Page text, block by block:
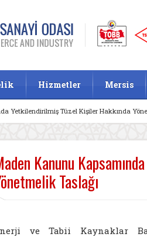
Hizmetler Mersis
Yetkilendirilmiş Tüzel Kişiler Hakkında
Kanunu
Taslağı
ve Tabii Kaynaklar